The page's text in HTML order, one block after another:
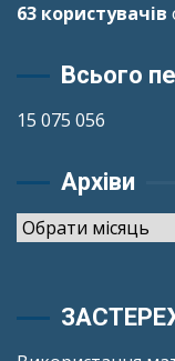
63 користувачів
Всього
15 075 056
Архіви
Архіви